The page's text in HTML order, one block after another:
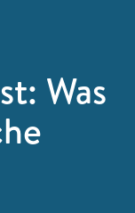
Was